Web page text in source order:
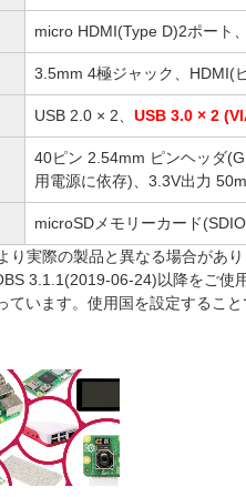
micro HDMI(Type D)2ポート
3.5mm 4極ジャック、HDMI(
USB 2.0 × 2、 USB 3.0 × 2
40ピン 2.54mm ピンヘッダ
用電源に依存)、3.3V出力
microSDメモリーカード
り実際の製品と異なる場合があり
3.1.1(2019-06-24)以降をご使
ています。使用国を設定すること